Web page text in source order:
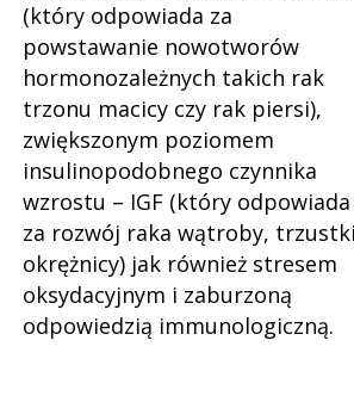
(który odpowiada za
powstawanie nowotworów
hormonozależnych takich rak
trzonu macicy czy rak piersi),
zwiększonym poziomem
insulinopodobnego czynnika
wzrostu – IGF (który odpowiada
za rozwój raka wątroby,
okrężnicy) jak również stresem
oksydacyjnym i zaburzoną
odpowiedzią immunologiczną.